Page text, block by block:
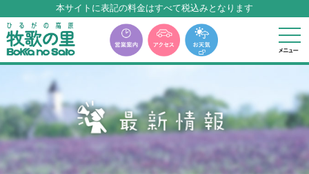
本サイトに表記の料金はすべて税込みとなります
牧歌の里温泉『牧華』は12月中旬まで休館いたします。